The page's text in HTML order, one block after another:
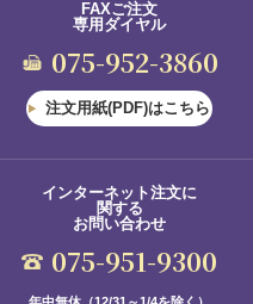
FAXご注文
専用ダイヤル
075-952-3860
注文用紙(PDF)はこちら
インターネット注文に
関する
お問い合わせ
075-951-9300